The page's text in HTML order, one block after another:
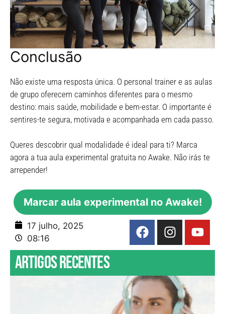
Conclusão
Não existe uma resposta única. O personal trainer e as aulas
de grupo oferecem caminhos diferentes para o mesmo
destino: mais saúde, mobilidade e bem-estar. O importante é
sentires-te segura, motivada e acompanhada em cada passo.
Queres descobrir qual modalidade é ideal para ti? Marca
agora a tua aula experimental gratuita no Awake. Não irás te
arrepender!
Marcar aula experimental no Awake!
17 julho, 2025
08:16
Artigos recentes